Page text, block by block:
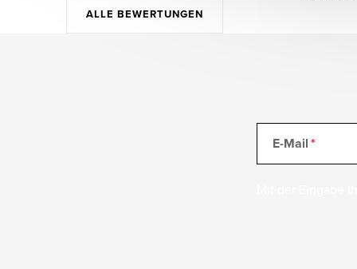
ALLE BEWERTUNGEN
E-Mail